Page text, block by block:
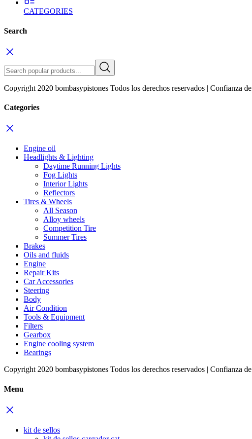
CATEGORIES
Search
Copyright 2020 bombasypistones Todos los derechos reservados | Confianza de
Categories
Engine oil
Headlights & Lighting
Daytime Running Lights
Fog Lights
Interior Lights
Reflectors
Tires & Wheels
All Season
Alloy wheels
Competition Tire
Summer Tires
Brakes
Oils and fluids
Engine
Repair Kits
Car Accessories
Steering
Body
Air Condition
Tools & Equipment
Filters
Gearbox
Engine cooling system
Bearings
Copyright 2020 bombasypistones Todos los derechos reservados | Confianza de
Menu
kit de sellos